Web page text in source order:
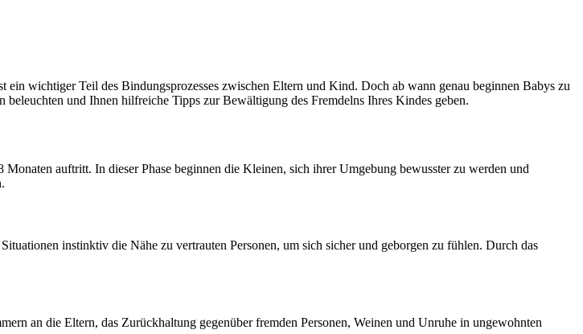
wichtiger Teil des Bindungsprozesses zwischen Eltern und Kind. Doch ab wann genau beginnen Babys zu
und Ihnen hilfreiche Tipps zur Bewältigung des Fremdelns Ihres Kindes geben.
auftritt. In dieser Phase beginnen die Kleinen, sich ihrer Umgebung bewusster zu werden und
instinktiv die Nähe zu vertrauten Personen, um sich sicher und geborgen zu fühlen. Durch das
an die Eltern, das Zurückhaltung gegenüber fremden Personen, Weinen und Unruhe in ungewohnten